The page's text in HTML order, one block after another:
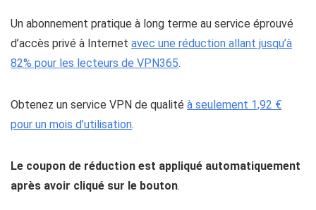
Un abonnement pratique à long terme au service éprouvé
d’accès privé à Internet avec une réduction allant jusqu’à
82% pour les lecteurs de VPN365.
Obtenez un service VPN de qualité à seulement 1,92 €
pour un mois d’utilisation.
Le coupon de réduction est appliqué automatiquement
après avoir cliqué sur le bouton.